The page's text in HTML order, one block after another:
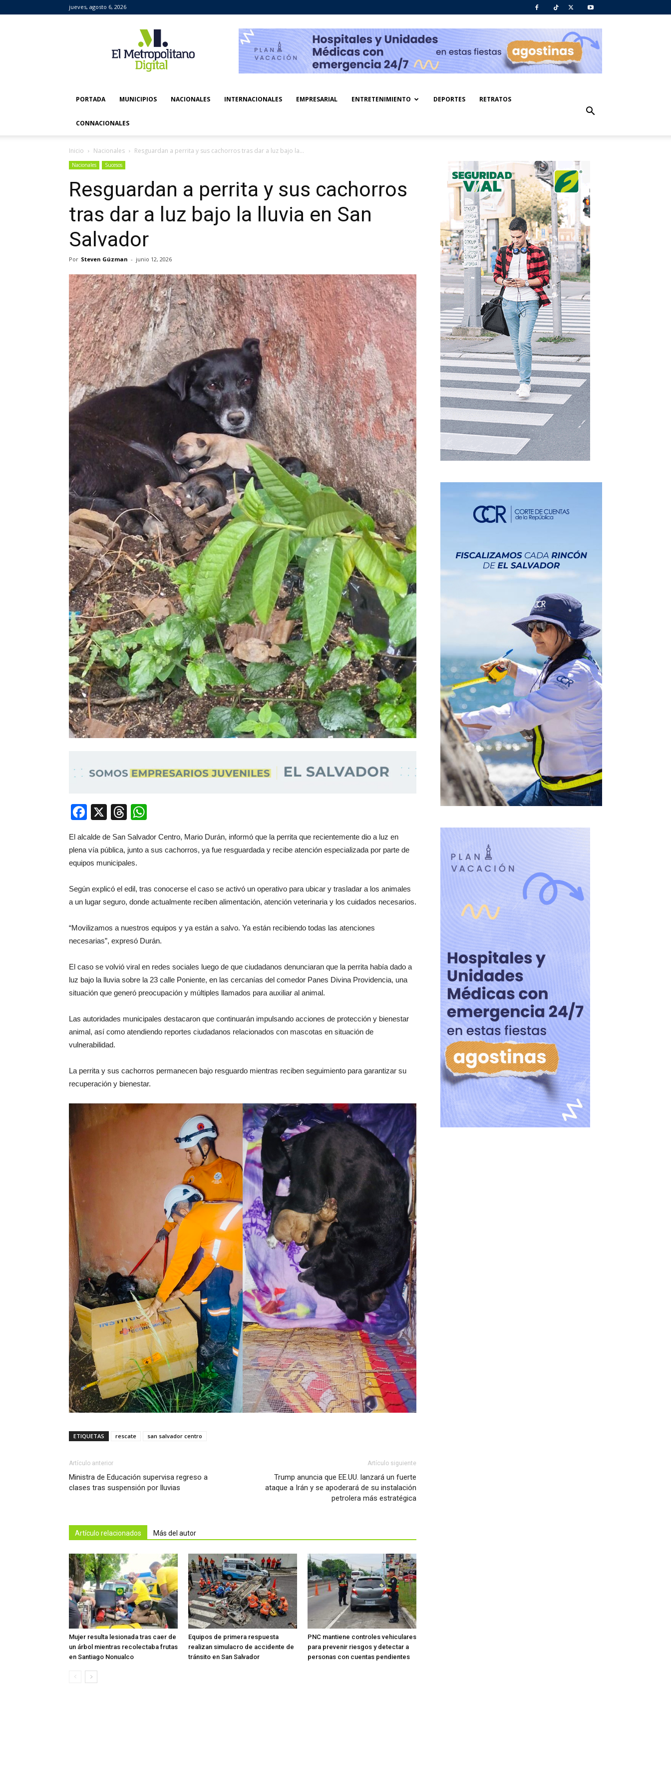
jueves, agosto 6, 2026
Metropolitano
Digital
PORTADA MUNICIPIOS NACIONALES INTERNACIONALES EMPRESARIAL ENTRETENIMIENTO DEPORTES RETRATOS
CONNACIONALES
Inicio Nacionales Resguardan a perrita y sus cachorros tras dar a luz bajo la...
Nacionales Sucesos
Resguardan a perrita y sus cachorros
tras dar a luz bajo la lluvia en San
Salvador
Por Steven Gúzman - junio 12, 2026
Facebook
X Threads
El alcalde de San Salvador Centro, Mario Durán, informó que la perrita que recientemente dio a luz en
plena vía pública, junto a sus cachorros, ya fue resguardada y recibe atención especializada por parte de
equipos municipales.
Según explicó el edil, tras conocerse el caso se activó un operativo para ubicar y trasladar a los animales
a un lugar seguro, donde actualmente reciben alimentación, atención veterinaria y los cuidados necesarios.
“Movilizamos a nuestros equipos y ya están a salvo. Ya están recibiendo todas las atenciones
necesarias”, expresó Durán.
El caso se volvió viral en redes sociales luego de que ciudadanos denunciaran que la perrita había dado a
luz bajo la lluvia sobre la 23 calle Poniente, en las cercanías del comedor Panes Divina Providencia, una
situación que generó preocupación y múltiples llamados para auxiliar al animal.
Las autoridades municipales destacaron que continuarán impulsando acciones de protección y bienestar
animal, así como atendiendo reportes ciudadanos relacionados con mascotas en situación de
vulnerabilidad.
La perrita y sus cachorros permanecen bajo resguardo mientras reciben seguimiento para garantizar su
recuperación y bienestar.
ETIQUETAS rescate san salvador centro
Artículo anterior
Ministra de Educación supervisa regreso a
clases tras suspensión por lluvias
Artículo siguiente
Trump anuncia que EE.UU. lanzará un fuerte
ataque a Irán y se apoderará de su instalación
petrolera más estratégica
Artículo relacionados Más del autor
Mujer resulta lesionada tras caer de
un árbol mientras recolectaba frutas
en Santiago Nonualco
Equipos de primera respuesta
realizan simulacro de accidente de
tránsito en San Salvador
PNC mantiene controles vehiculares
para prevenir riesgos y detectar a
personas con cuentas pendientes